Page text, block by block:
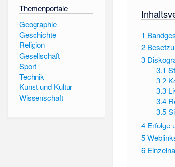
Themenportale
Geographie
Geschichte
Religion
Gesellschaft
Sport
Technik
Kunst und Kultur
Wissenschaft
1
2
3
3.1
3.2
3.3
3.4
3.5
4 Erfolge
5
6